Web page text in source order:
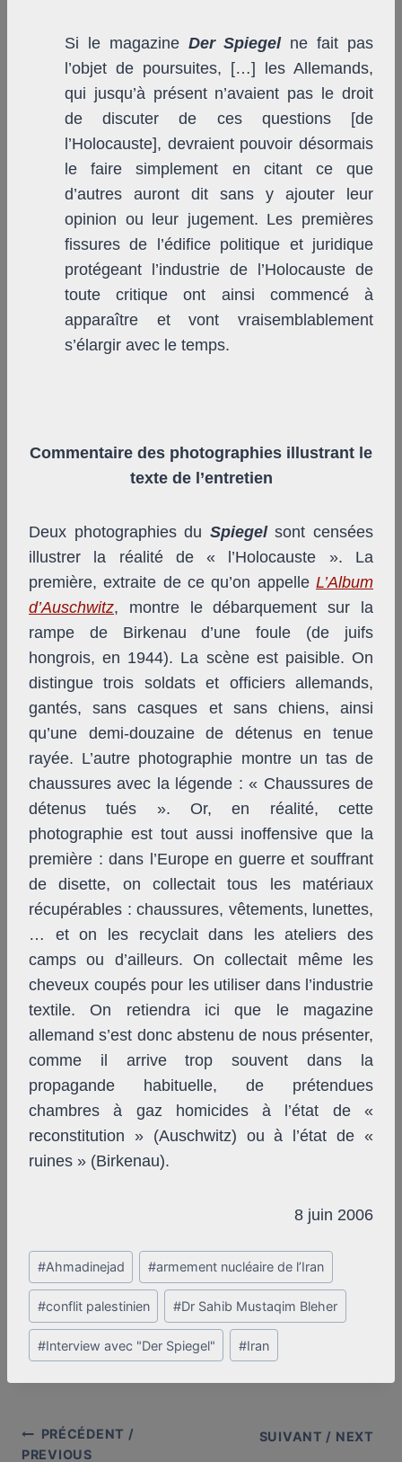
Si le magazine Der Spiegelne fait pas
l’objet de poursuites, […] les Allemands,
qui jusqu’à présent n’avaient pas le droit
de discuter de ces questions [de
l’Holocauste], devraient pouvoir désormais
le faire simplement en citant ce que
d’autres auront dit sans y ajouter leur
opinion ou leur jugement. Les premières
fissures de l’édifice politique et juridique
protégeant l’industrie de l’Holocauste de
toute critique ont ainsi commencé à
apparaître et vont vraisemblablement
s’élargir avec le temps.
Commentaire des photographies illustrant le
texte de l’entretien
Deux photographies du Spiegelsont censées
illustrer la réalité de « l’Holocauste ». La
première, extraite de ce qu’on appelle L’Album
d’Auschwitz, montre le débarquement sur la
rampe de Birkenau d’une foule (de juifs
hongrois, en 1944). La scène est paisible. On
distingue trois soldats et officiers allemands,
gantés, sans casques et sans chiens, ainsi
qu’une demi-douzaine de détenus en tenue
rayée. L’autre photographie montre un tas de
chaussures avec la légende : « Chaussures de
détenus tués ». Or, en réalité, cette
photographie est tout aussi inoffensive que la
première : dans l’Europe en guerre et souffrant
de disette, on collectait tous les matériaux
récupérables : chaussures, vêtements, lunettes,
… et on les recyclait dans les ateliers des
camps ou d’ailleurs. On collectait même les
cheveux coupés pour les utiliser dans l’industrie
textile. On retiendra ici que le magazine
allemand s’est donc abstenu de nous présenter,
comme il arrive trop souvent dans la
propagande habituelle, de prétendues
chambres à gaz homicides à l’état de «
reconstitution » (Auschwitz) ou à l’état de «
ruines » (Birkenau).
8 juin 2006
Post
Tags:
#Ahmadinejad #armement nucléaire de l’Iran
#conflit palestinien #Dr Sahib Mustaqim Bleher
#Interview avec "Der Spiegel" #Iran
Post
PRÉCÉDENT /
PREVIOUS
SUIVANT / NEXT